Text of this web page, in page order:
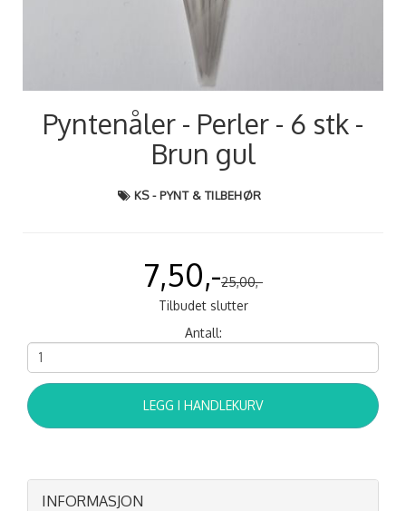
Pyntenåler - Perler - 6 stk -
Brun gul
KS - PYNT & TILBEHØR
7,50,-25,00,-
Tilbudet slutter
Antall:
LEGG I HANDLEKURV
INFORMASJON